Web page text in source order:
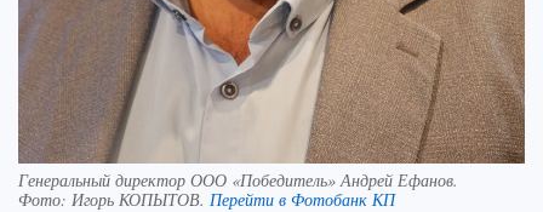
Генеральный директор ООО «Победитель» Андрей Ефанов.
Фото: Игорь КОПЫТОВ. Перейти в Фотобанк КП